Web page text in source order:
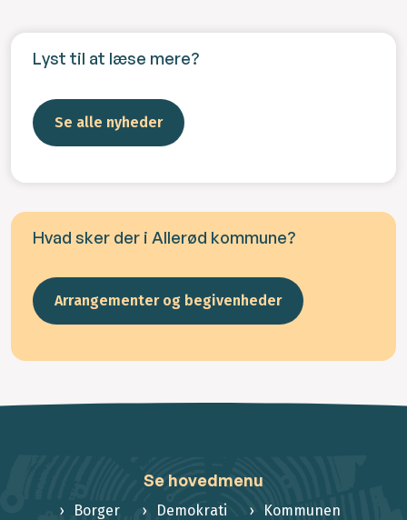
Lyst til at læse mere?
Se alle nyheder
Hvad sker der i Allerød kommune?
Arrangementer og begivenheder
Se hovedmenu
Borger Demokrati Kommunen